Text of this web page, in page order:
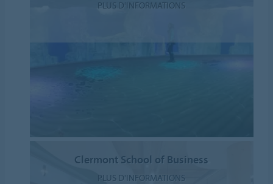
PLUS D'INFORMATIONS
Clermont School of Business
PLUS D'INFORMATIONS